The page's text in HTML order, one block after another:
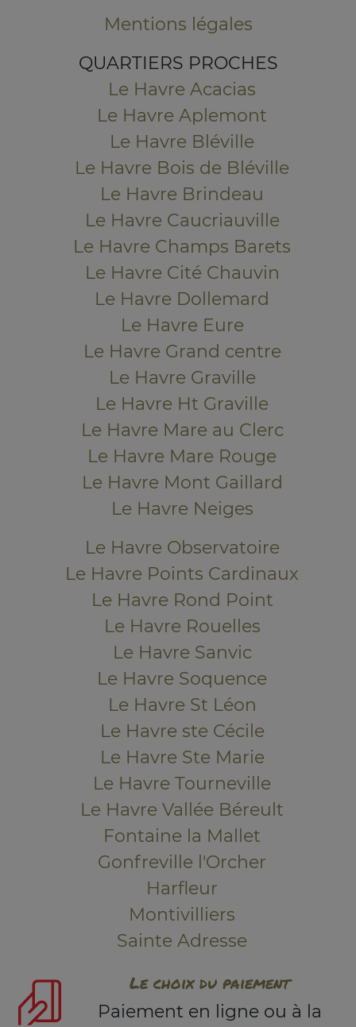
Mentions légales
QUARTIERS PROCHES
Le Havre Acacias
Le Havre Aplemont
Le Havre Bléville
Le Havre Bois de Bléville
Le Havre Brindeau
Le Havre Caucriauville
Le Havre Champs Barets
Le Havre Cité Chauvin
Le Havre Dollemard
Le Havre Eure
Le Havre Grand centre
Le Havre Graville
Le Havre Ht Graville
Le Havre Mare au Clerc
Le Havre Mare Rouge
Le Havre Mont Gaillard
Le Havre Neiges
Le Havre Observatoire
Le Havre Points Cardinaux
Le Havre Rond Point
Le Havre Rouelles
Le Havre Sanvic
Le Havre Soquence
Le Havre St Léon
Le Havre ste Cécile
Le Havre Ste Marie
Le Havre Tourneville
Le Havre Vallée Béreult
Fontaine la Mallet
Gonfreville l'Orcher
Harfleur
Montivilliers
Sainte Adresse
Le choix du paiement
Paiement en ligne ou à la